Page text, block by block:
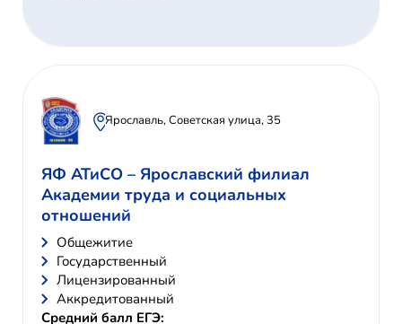
Ярославль, Советская улица, 35
ЯФ АТиСО – Ярославский филиал
Академии труда и социальных
отношений
Общежитие
Государственный
Лицензированный
Аккредитованный
Средний балл ЕГЭ: